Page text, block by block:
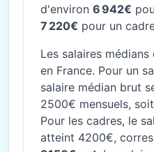
d'environ 6 942€
7 220€ pour un
Les salaires
en France. Pour un
salaire médian brut
2500€ mensuels,
Pour les cadres, le
atteint 4200€,